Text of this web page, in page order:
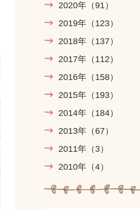
2020年 （91）
2019年 （123）
2018年 （137）
2017年 （112）
2016年 （158）
2015年 （193）
2014年 （184）
2013年 （67）
2011年 （3）
2010年 （4）